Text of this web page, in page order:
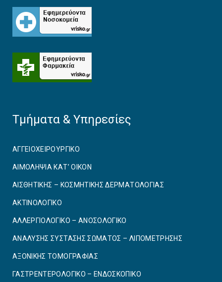
Τμήματα & Υπηρεσίες
ΑΓΓΕΙΟΧΕΙΡΟΥΡΓΙΚO
ΑΙΜΟΛΗΨΙΑ ΚΑΤ’ ΟΙΚΟΝ
ΑΙΣΘΗΤΙΚΗΣ – ΚΟΣΜΗΤΙΚΗΣ ΔΕΡΜΑΤΟΛΟΓΙΑΣ
ΑΚΤΙΝΟΛΟΓΙΚΟ
ΑΛΛΕΡΓΙΟΛΟΓΙΚΟ – ΑΝΟΣΟΛΟΓΙΚΟ
ΑΝΑΛΥΣΗΣ ΣΥΣΤΑΣΗΣ ΣΩΜΑΤΟΣ – ΛΙΠΟΜΕΤΡΗΣΗΣ
ΑΞΟΝΙΚΗΣ ΤΟΜΟΓΡΑΦΙΑΣ
ΓΑΣΤΡΕΝΤΕΡΟΛΟΓΙΚΟ – ΕΝΔΟΣΚΟΠΙΚΟ